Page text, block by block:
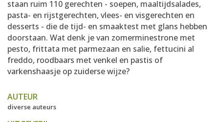
staan ruim 110 gerechten - soepen, maaltijdsalades,
pasta- en rijstgerechten, vlees- en visgerechten en
desserts - die de tijd- en smaaktest met glans hebben
doorstaan. Wat denk je van zomerminestrone met
pesto, frittata met parmezaan en salie, fettucini al
freddo, roodbaars met venkel en pastis of
varkenshaasje op zuiderse wijze?
AUTEUR
diverse auteurs